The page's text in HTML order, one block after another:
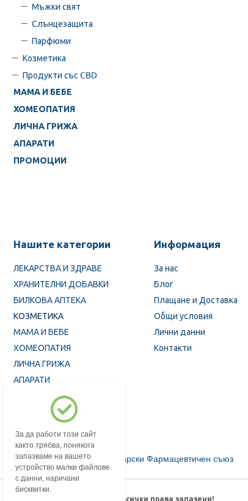
Мъжки свят
Слънцезащита
Парфюми
Козметика
Продукти със CBD
МАМА И БЕБЕ
ХОМЕОПАТИЯ
ЛИЧНА ГРИЖА
АПАРАТИ
ПРОМОЦИИ
Нашите категории
ЛЕКАРСТВА И ЗДРАВЕ
ХРАНИТЕЛНИ ДОБАВКИ
БИЛКОВА АПТЕКА
КОЗМЕТИКА
МАМА И БЕБЕ
ХОМЕОПАТИЯ
ЛИЧНА ГРИЖА
АПАРАТИ
ПРОМОЦИИ
Информация
За нас
Блог
Плащане и Доставка
Общи условия
Лични данни
Контакти
Български Фармацевтичен съюз
© 2018-2026 mypharmacy.bg. Всички права запазени!
За да работи този сайт
както трябва, понякога
запазваме на вашето
устройство малки файлове
с данни, наричани
бисквитки.